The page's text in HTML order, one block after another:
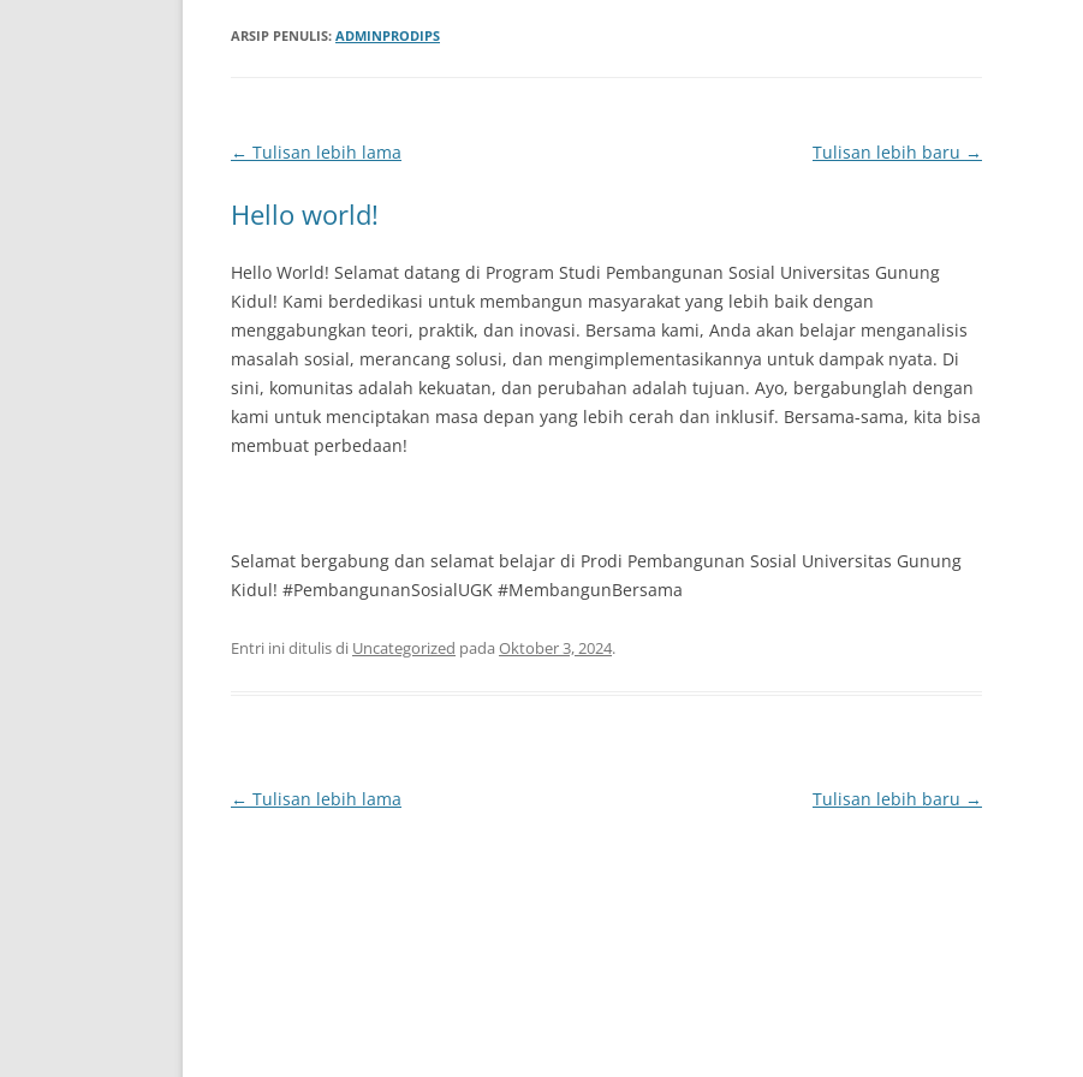
ARSIP PENULIS: ADMINPRODIPS
Navigasi
← Tulisan lebih lama Tulisan lebih baru →
Hello world!
Hello World! Selamat datang di Program Studi Pembangunan Sosial Universitas Gunung
Kidul! Kami berdedikasi untuk membangun masyarakat yang lebih baik dengan
menggabungkan teori, praktik, dan inovasi. Bersama kami, Anda akan belajar menganalisis
masalah sosial, merancang solusi, dan mengimplementasikannya untuk dampak nyata. Di
sini, komunitas adalah kekuatan, dan perubahan adalah tujuan. Ayo, bergabunglah dengan
kami untuk menciptakan masa depan yang lebih cerah dan inklusif. Bersama-sama, kita bisa
membuat perbedaan!
Selamat bergabung dan selamat belajar di Prodi Pembangunan Sosial Universitas Gunung
Kidul! #PembangunanSosialUGK #MembangunBersama
Entri ini ditulis di Uncategorized pada Oktober 3, 2024.
Navigasi
← Tulisan lebih lama Tulisan lebih baru →